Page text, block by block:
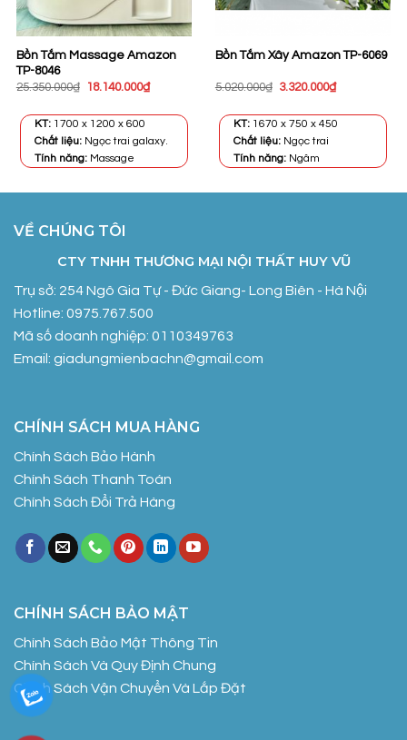
Bồn Tắm Massage Amazon
TP-8046
25.350.000₫
Giá
25.350.000₫.
18.140.000₫Giá
KT: 1700 x 1200 x 600
Chất liệu: Ngọc trai galaxy.
Tính năng: Massage
Bồn Tắm Xây Amazon TP-6069
5.020.000₫ Giá
5.020.000₫.
3.320.000₫Giá
là:
KT: 1670 x 750 x 450
Chất liệu: Ngọc trai
Tính năng: Ngâm
VỀ CHÚNG TÔI
CTY TNHH THƯƠNG MẠI NỘI THẤT HUY VŨ
Trụ sở: 254 Ngô Gia Tự - Đức Giang- Long Biên - Hà Nội
Hotline: 0975.767.500
Mã số doanh nghiệp: 0110349763
Email: giadungmienbachn@gmail.com
CHÍNH SÁCH MUA HÀNG
Chính Sách Bảo Hành
Chính Sách Thanh Toán
Chính Sách Đổi Trả Hàng
CHÍNH SÁCH BẢO MẬT
Chính Sách Bảo Mật Thông Tin
Chính Sách Và Quy Định Chung
Chính Sách Vận Chuyển Và Lắp Đặt